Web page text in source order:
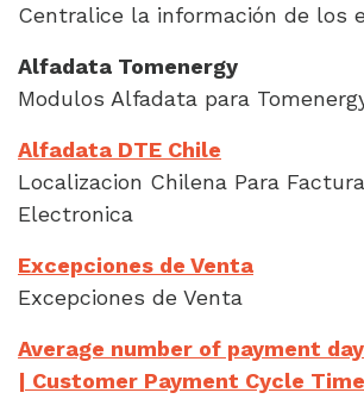
Centralice la información de los
Alfadata Tomenergy
Modulos Alfadata para
Alfadata DTE Chile
Localizacion Chilena Para
Electronica
Excepciones de Venta
Excepciones de Venta
Average number of payment
| Customer Payment Cycle